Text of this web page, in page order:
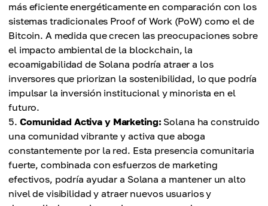
más eficiente energéticamente en comparación con los
sistemas tradicionales Proof of Work (PoW) como el de
Bitcoin. A medida que crecen las preocupaciones sobre
el impacto ambiental de la blockchain, la
ecoamigabilidad de Solana podría atraer a los
inversores que priorizan la sostenibilidad, lo que podría
impulsar la inversión institucional y minorista en el
futuro.
Comunidad Activa y Marketing: Solana ha construido
una comunidad vibrante y activa que aboga
constantemente por la red. Esta presencia comunitaria
fuerte, combinada con esfuerzos de marketing
efectivos, podría ayudar a Solana a mantener un alto
nivel de visibilidad y atraer nuevos usuarios y